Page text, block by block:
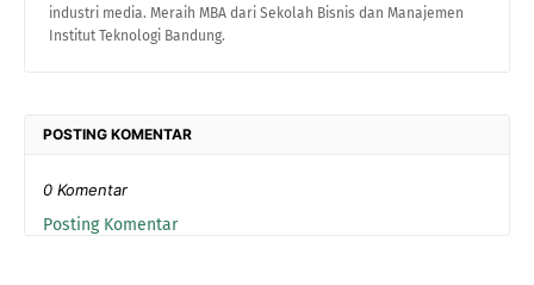
industri media. Meraih MBA dari Sekolah Bisnis dan Manajemen
Institut Teknologi Bandung.
POSTING KOMENTAR
0 Komentar
Posting Komentar